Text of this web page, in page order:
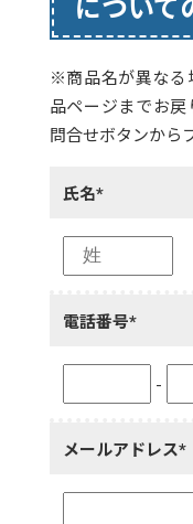
について
※商品名が異なる
品ページまでお
問合せボタンから
氏名*
電話番号*
-
メールアドレス*